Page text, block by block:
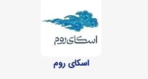
اسکای روم